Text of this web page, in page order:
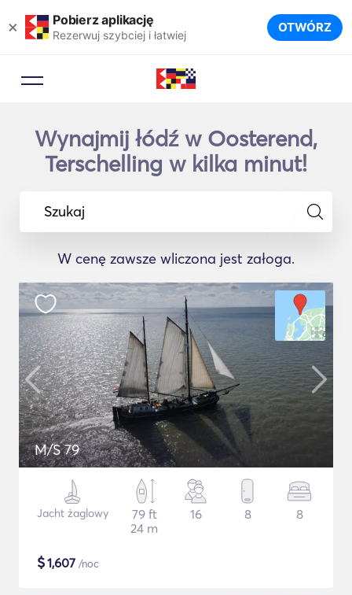
× Pobierz aplikację
Rezerwuj szybciej i łatwiej OTWÓRZ
Wynajmij łódź w Oosterend,
Terschelling w kilka minut!
Szukaj
W cenę zawsze wliczona jest załoga.
M/S 79
Jacht żaglowy
79 ft
24 m
16 8 8
$1,607 /noc